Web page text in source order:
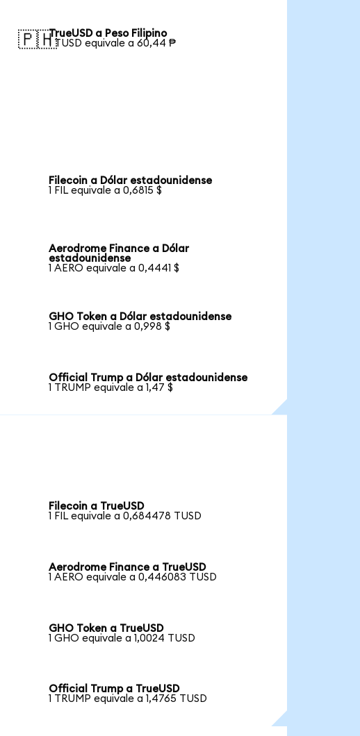
🇵🇭TrueUSD a Peso Filipino
1 TUSD equivale a 60,44 ₱
Filecoin a Dólar estadounidense
1 FIL equivale a 0,6815 $
Aerodrome Finance a Dólar
estadounidense
1 AERO equivale a 0,4441 $
GHO Token a Dólar estadounidense
1 GHO equivale a 0,998 $
Official Trump a Dólar estadounidense
1 TRUMP equivale a 1,47 $
Filecoin a TrueUSD
1 FIL equivale a 0,684478 TUSD
Aerodrome Finance a TrueUSD
1 AERO equivale a 0,446083 TUSD
GHO Token a TrueUSD
1 GHO equivale a 1,0024 TUSD
Official Trump a TrueUSD
1 TRUMP equivale a 1,4765 TUSD